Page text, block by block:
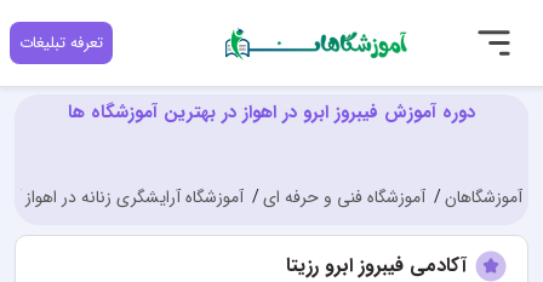
تعرفه تبلیغات
دوره آموزش فیبروز ابرو در اهواز در بهترین آموزشگاه ها
آموزشگاهان آموزشگاه فنی و حرفه ای آموزشگاه آرایشگری زنانه در اهواز
آکادمی فیبروز ابرو رزیتا